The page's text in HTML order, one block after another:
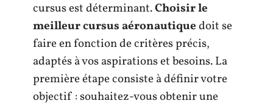
cursus est déterminant.Choisir le
meilleur cursus aéronautiquedoit se
faire en fonction de critères précis,
adaptés à vos aspirations et besoins. La
première étape consiste à définir votre
objectif : souhaitez-vous obtenir une